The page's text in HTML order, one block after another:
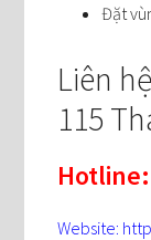
Đặt
Liên
115
Website: